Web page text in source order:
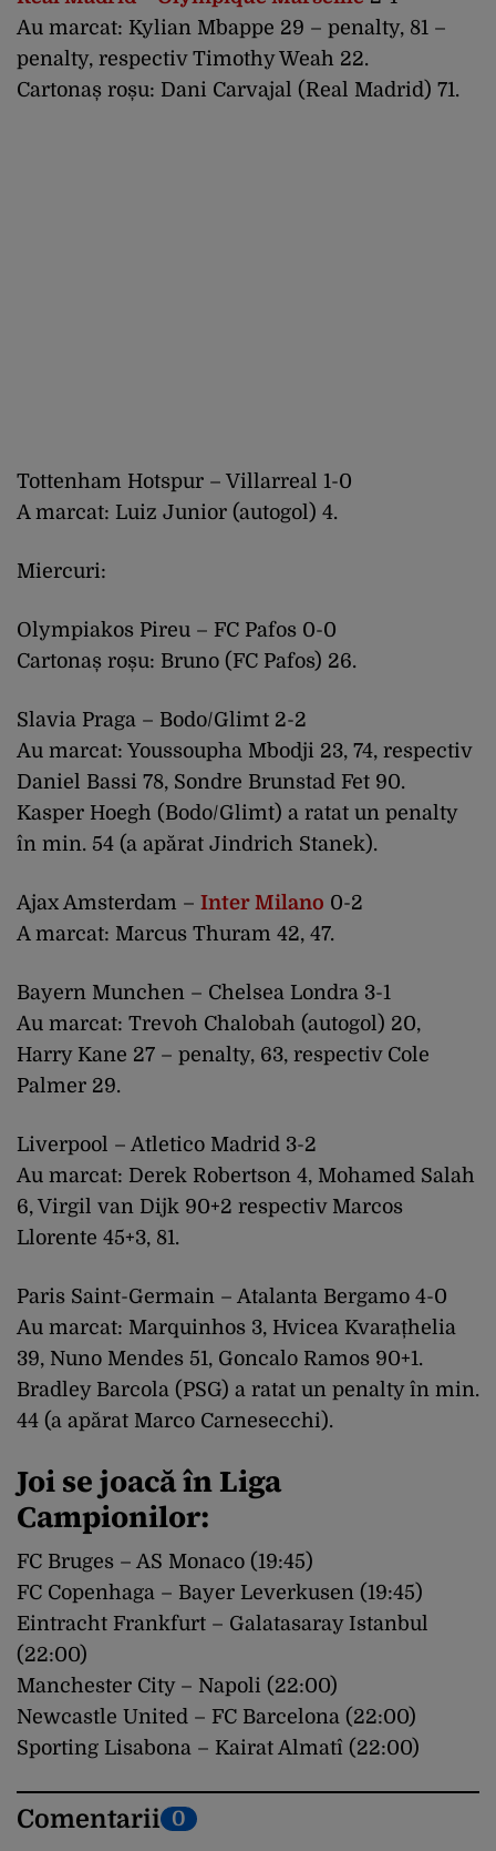
Au marcat: Kylian Mbappe 29 – penalty, 81 –
penalty, respectiv Timothy Weah 22.
Cartonaș roșu: Dani Carvajal (Real Madrid) 71.
Tottenham Hotspur – Villarreal 1-0
A marcat: Luiz Junior (autogol) 4.
Miercuri:
Olympiakos Pireu – FC Pafos 0-0
Cartonaș roșu: Bruno (FC Pafos) 26.
Slavia Praga – Bodo/Glimt 2-2
Au marcat: Youssoupha Mbodji 23, 74, respectiv
Daniel Bassi 78, Sondre Brunstad Fet 90.
Kasper Hoegh (Bodo/Glimt) a ratat un penalty
în min. 54 (a apărat Jindrich Stanek).
Ajax Amsterdam – Inter Milano 0-2
A marcat: Marcus Thuram 42, 47.
Bayern Munchen – Chelsea Londra 3-1
Au marcat: Trevoh Chalobah (autogol) 20,
Harry Kane 27 – penalty, 63, respectiv Cole
Palmer 29.
Liverpool – Atletico Madrid 3-2
Au marcat: Derek Robertson 4, Mohamed Salah
6, Virgil van Dijk 90+2 respectiv Marcos
Llorente 45+3, 81.
Paris Saint-Germain – Atalanta Bergamo 4-0
Au marcat: Marquinhos 3, Hvicea Kvarațhelia
39, Nuno Mendes 51, Goncalo Ramos 90+1.
Bradley Barcola (PSG) a ratat un penalty în min.
44 (a apărat Marco Carnesecchi).
Joi se joacă în Liga
Campionilor:
FC Bruges – AS Monaco (19:45)
FC Copenhaga – Bayer Leverkusen (19:45)
Eintracht Frankfurt – Galatasaray Istanbul
(22:00)
Manchester City – Napoli (22:00)
Newcastle United – FC Barcelona (22:00)
Sporting Lisabona – Kairat Almatî (22:00)
Comentarii 0